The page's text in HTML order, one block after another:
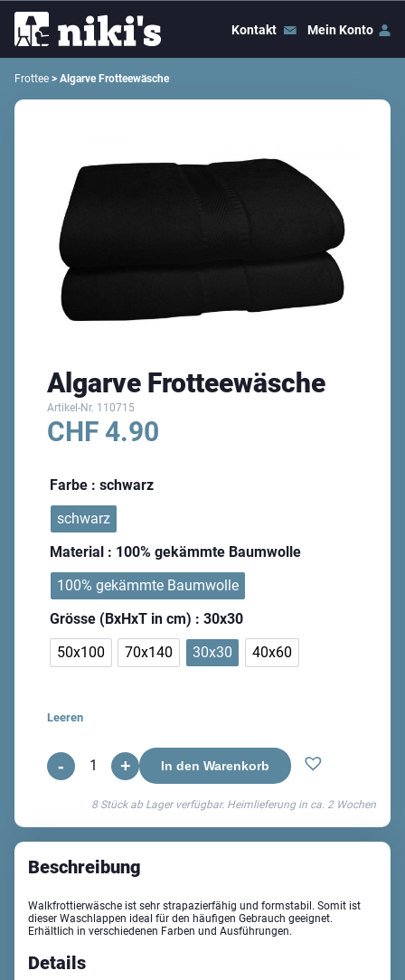
Kontakt Mein Konto
Frottee > Algarve Frotteewäsche
Algarve Frotteewäsche
Artikel-Nr. 110715
CHF 4.90
Farbe : schwarz
schwarz
Material : 100% gekämmte Baumwolle
100% gekämmte Baumwolle
Grösse (BxHxT in cm) : 30x30
50x100
70x140 30x30 40x60
Leeren
-
Algarve
Frotteewäsche
Menge
+ In den Warenkorb
8 Stück ab Lager verfügbar. Heimlieferung in ca. 2 Wochen
Beschreibung
Walkfrottierwäsche ist sehr strapazierfähig und formstabil. Somit ist
dieser Waschlappen ideal für den häufigen Gebrauch geeignet.
Erhältlich in verschiedenen Farben und Ausführungen.
Details